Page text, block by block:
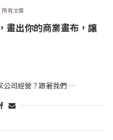
所有文章
畫出你的商業畫布，讓
公司經營？跟著我們 …